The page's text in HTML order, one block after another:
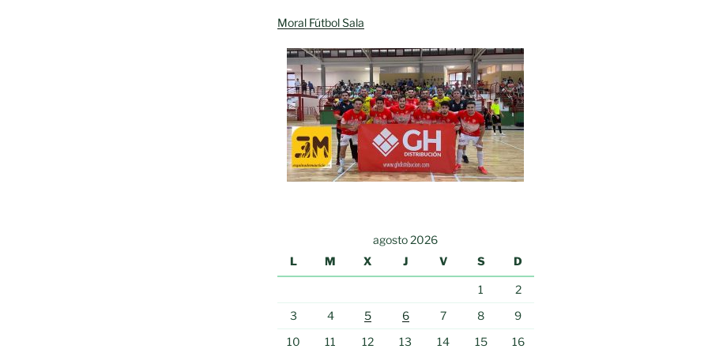
Moral Fútbol Sala
agosto 2026
L
M X J V S D
1
2
3
4 5 6 7 8
9
10
11 12 13 14 15
16